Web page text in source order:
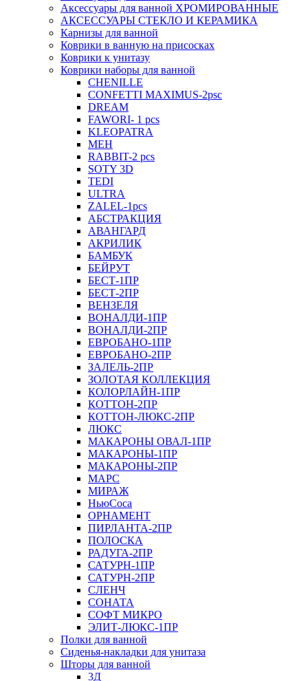
Аксессуары для ванной ХРОМИРОВАННЫЕ
АКСЕССУАРЫ СТЕКЛО И КЕРАМИКА
Карнизы для ванной
Коврики в ванную на присосках
Коврики к унитазу
Коврики наборы для ванной
CHENILLE
CONFETTI MAXIMUS-2psc
DREAM
FAWORI- 1 pcs
KLEOPATRA
MEH
RABBIT-2 pcs
SOTY 3D
TEDI
ULTRA
ZALEL-1pcs
АБСТРАКЦИЯ
АВАНГАРД
АКРИЛИК
БАМБУК
БЕЙРУТ
БЕСТ-1ПР
БЕСТ-2ПР
ВЕНЗЕЛЯ
ВОНАЛДИ-1ПР
ВОНАЛДИ-2ПР
ЕВРОБАНО-1ПР
ЕВРОБАНО-2ПР
ЗАЛЕЛЬ-2ПР
ЗОЛОТАЯ КОЛЛЕКЦИЯ
КОЛОРЛАЙН-1ПР
КОТТОН-2ПР
КОТТОН-ЛЮКС-2ПР
ЛЮКС
МАКАРОНЫ ОВАЛ-1ПР
МАКАРОНЫ-1ПР
МАКАРОНЫ-2ПР
МАРС
МИРАЖ
НьюСоса
ОРНАМЕНТ
ПИРЛАНТА-2ПР
ПОЛОСКА
РАДУГА-2ПР
САТУРН-1ПР
САТУРН-2ПР
СЛЕНЧ
СОНАТА
СОФТ МИКРО
ЭЛИТ-ЛЮКС-1ПР
Полки для ванной
Сиденья-накладки для унитаза
Шторы для ванной
3Д